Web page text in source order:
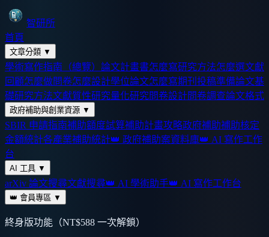
智研所
首頁
文章分類 ▼
學術寫作指南（總覽） 論文計畫書怎麼寫研究方法怎麼選文獻
回顧怎麼做問卷怎麼設計學位論文怎麼寫期刊投稿準備論文基
礎研究方法文獻質性研究量化研究問卷設計問卷調查論文格式
政府補助與創業資源 ▼
SBIR 申請指南補助額度試算補助計畫攻略政府補助補助核定
金額統計各產業補助統計👑 政府補助案資料庫👑 AI 寫作工作
台
AI 工具 ▼
arXiv 論文搜尋文獻搜尋👑 AI 學術助手👑 AI 寫作工作台
👑 會員專區 ▼
終身版功能（NT$588 一次解鎖）